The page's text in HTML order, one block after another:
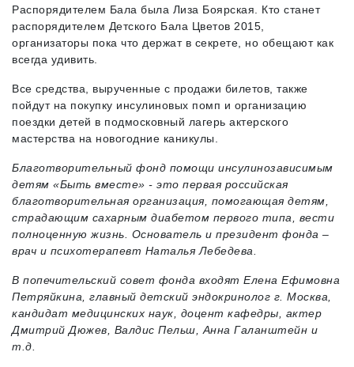
Распорядителем Бала была Лиза Боярская. Кто станет
распорядителем Детского Бала Цветов 2015,
организаторы пока что держат в секрете, но обещают как
всегда удивить.
Все средства, вырученные с продажи билетов, также
пойдут на покупку инсулиновых помп и организацию
поездки детей в подмосковный лагерь актерского
мастерства на новогодние каникулы.
Благотворительный фонд помощи инсулинозависимым
детям «Быть вместе» - это первая российская
благотворительная организация, помогающая детям,
страдающим сахарным диабетом первого типа, вести
полноценную жизнь. Основатель и президент фонда –
врач и психотерапевт Наталья Лебедева.
В попечительский совет фонда входят Елена Ефимовна
Петряйкина, главный детский эндокринолог г. Москва,
кандидат медицинских наук, доцент кафедры, актер
Дмитрий Дюжев, Валдис Пельш, Анна Галанштейн и
т.д.